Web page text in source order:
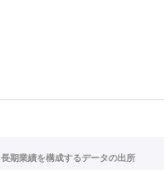
長期業績を構成するデータの出所